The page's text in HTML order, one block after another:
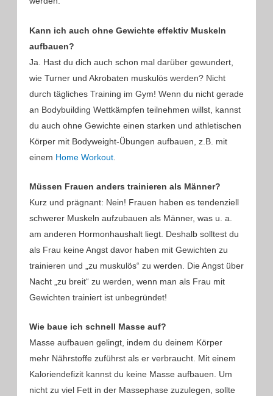
Kann ich auch ohne Gewichte effektiv Muskeln
aufbauen?
Ja. Hast du dich auch schon mal darüber gewundert,
wie Turner und Akrobaten muskulös werden? Nicht
durch tägliches Training im Gym! Wenn du nicht gerade
an Bodybuilding Wettkämpfen teilnehmen willst, kannst
du auch ohne Gewichte einen starken und athletischen
Körper mit Bodyweight-Übungen aufbauen, z.B. mit
einem Home Workout.
Müssen Frauen anders trainieren als Männer?
Kurz und prägnant: Nein! Frauen haben es tendenziell
schwerer Muskeln aufzubauen als Männer, was u. a.
am anderen Hormonhaushalt liegt. Deshalb solltest du
als Frau keine Angst davor haben mit Gewichten zu
trainieren und „zu muskulös“ zu werden. Die Angst über
Nacht „zu breit“ zu werden, wenn man als Frau mit
Gewichten trainiert ist unbegründet!
Wie baue ich schnell Masse auf?
Masse aufbauen gelingt, indem du deinem Körper
mehr Nährstoffe zuführst als er verbraucht. Mit einem
Kaloriendefizit kannst du keine Masse aufbauen. Um
nicht zu viel Fett in der Massephase zuzulegen, sollte